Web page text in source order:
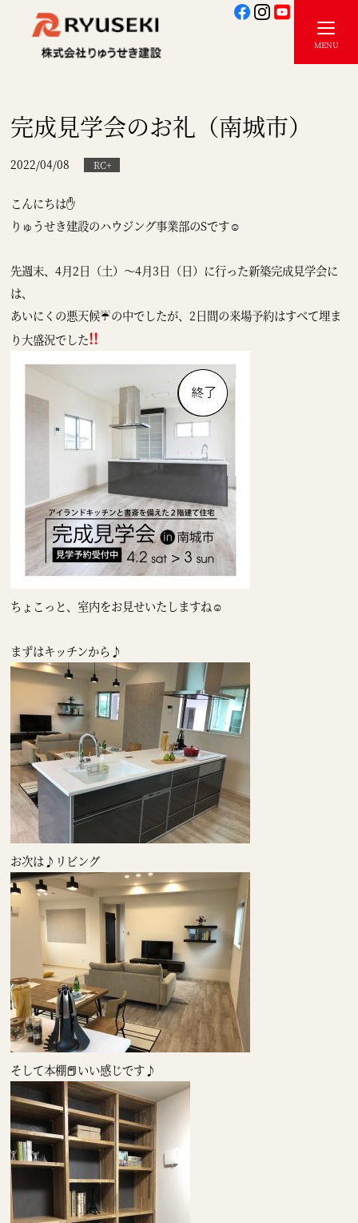
完成見学会のお礼（南城市）
2022/04/08 RC+
こんにちは✋
りゅうせき建設のハウジング事業部のSです☺
先週末、4月2日（土）～4月3日（日）に行った新築完成見学会に
は、
あいにくの悪天候☔の中でしたが、2日間の来場予約はすべて埋ま
り大盛況でした!!
ちょこっと、室内をお見せいたしますね☺
まずはキッチンから♪
お次は♪リビング
そして本棚📕いい感じです♪